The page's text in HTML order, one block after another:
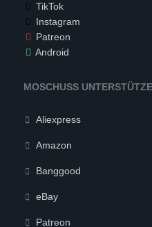
TikTok
Instagram
Patreon
Android
MOSCHUSS
Aliexpress
Amazon
Banggood
eBay
Patreon